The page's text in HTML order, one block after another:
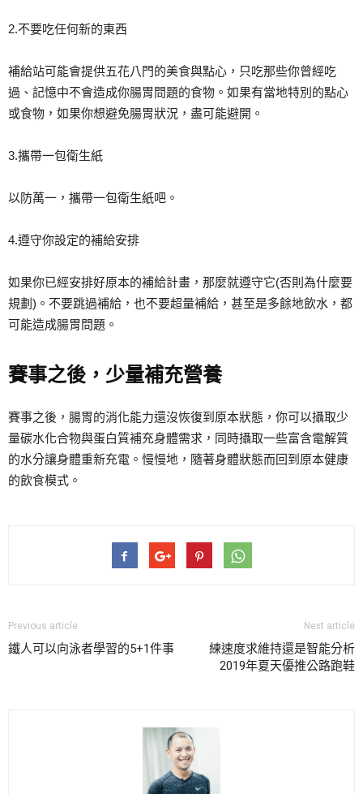
2.不要吃任何新的東西
補給站可能會提供五花八門的美食與點心，只吃那些你曾經吃
過、記憶中不會造成你腸胃問題的食物。如果有當地特別的點心
或食物，如果你想避免腸胃狀況，盡可能避開。
3.攜帶一包衛生紙
以防萬一，攜帶一包衛生紙吧。
4.遵守你設定的補給安排
如果你已經安排好原本的補給計畫，那麼就遵守它(否則為什麼要
規劃)。不要跳過補給，也不要超量補給，甚至是多餘地飲水，都
可能造成腸胃問題。
賽事之後，少量補充營養
賽事之後，腸胃的消化能力還沒恢復到原本狀態，你可以攝取少
量碳水化合物與蛋白質補充身體需求，同時攝取一些富含電解質
的水分讓身體重新充電。慢慢地，隨著身體狀態而回到原本健康
的飲食模式。
Previous article
鐵人可以向泳者學習的5+1件事
Next article
練速度求維持還是智能分析
2019年夏天優推公路跑鞋